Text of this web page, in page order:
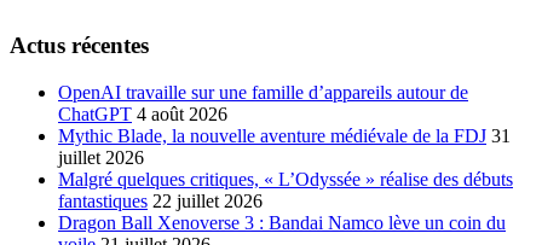
Actus récentes
OpenAI travaille sur une famille d’appareils autour de
ChatGPT 4 août 2026
Mythic Blade, la nouvelle aventure médiévale de la FDJ 31
juillet 2026
Malgré quelques critiques, « L’Odyssée » réalise des débuts
fantastiques 22 juillet 2026
Dragon Ball Xenoverse 3 : Bandai Namco lève un coin du